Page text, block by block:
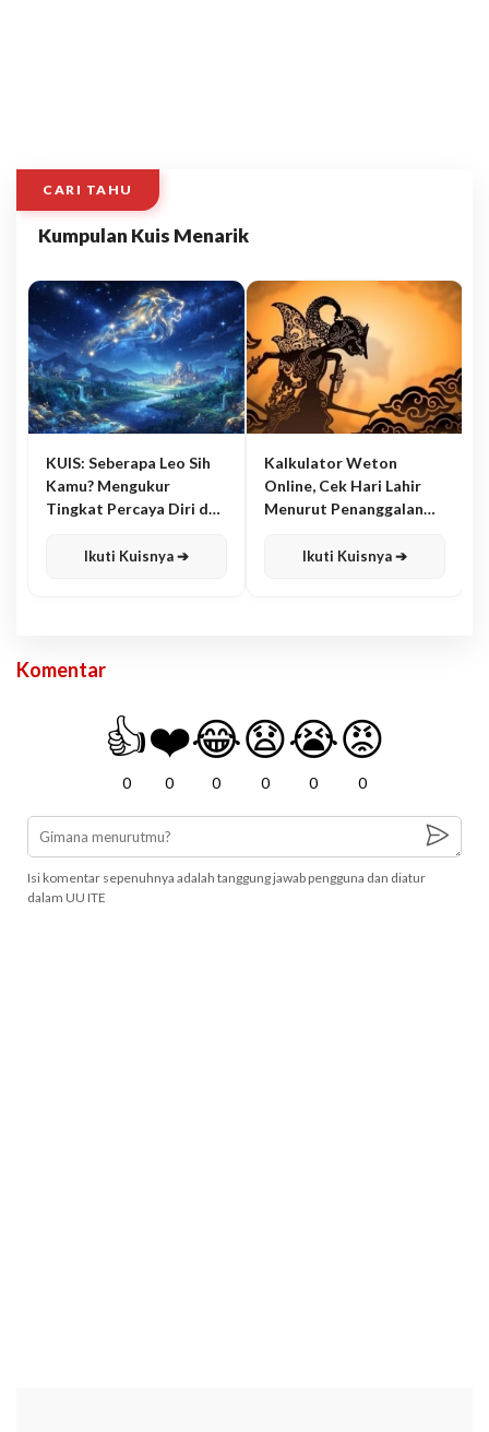
CARI TAHU
Kumpulan Kuis Menarik
KUIS: Seberapa Leo Sih
Kamu? Mengukur
Tingkat Percaya Diri dan
Ikuti Kuisnya ➔
Kalkulator Weton
Online, Cek Hari Lahir
Menurut Penanggalan
Ikuti Kuisnya ➔
Komentar
👍
0
❤️
0
😂
0
😧
0
😭
0
😡
0
Isi komentar sepenuhnya adalah tanggung jawab pengguna dan diatur
dalam UU ITE